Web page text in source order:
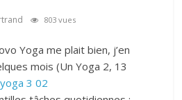
803 vues
Yoga me plait bien, j’en
mois (Un Yoga 2, 13